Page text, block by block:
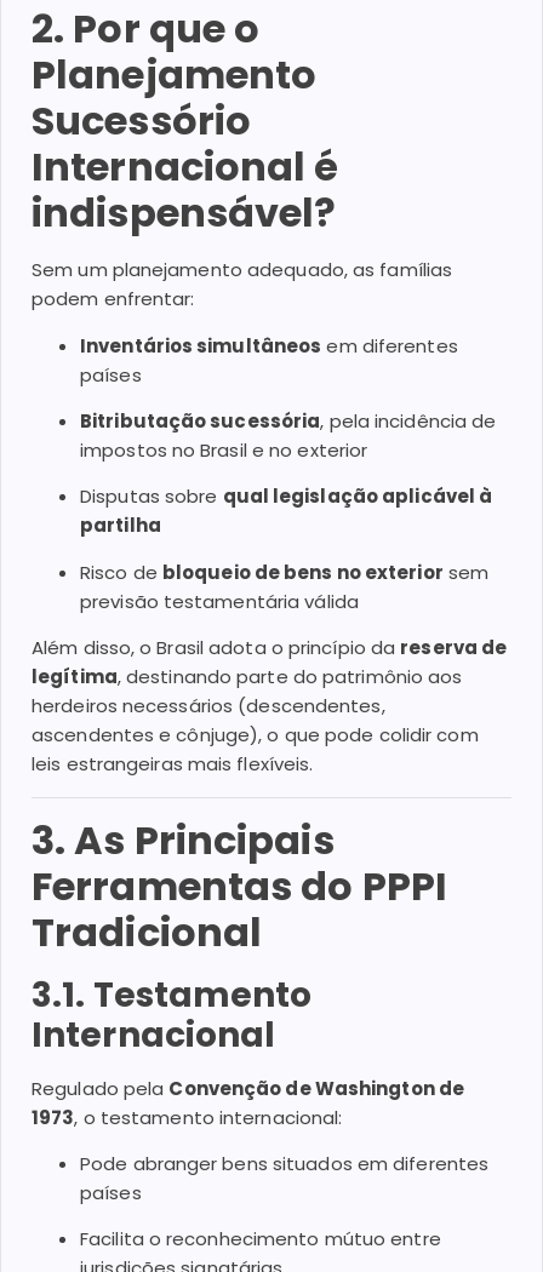
2. Por que o
Planejamento
Sucessório
Internacional é
indispensável?
Sem um planejamento adequado, as famílias
podem enfrentar:
Inventários simultâneos em diferentes
países
Bitributação sucessória, pela incidência de
impostos no Brasil e no exterior
Disputas sobre qual legislação aplicável à
partilha
Risco de bloqueio de bens no exterior sem
previsão testamentária válida
Além disso, o Brasil adota o princípio da reserva de
legítima, destinando parte do patrimônio aos
herdeiros necessários (descendentes,
ascendentes e cônjuge), o que pode colidir com
leis estrangeiras mais flexíveis.
3. As Principais
Ferramentas do PPPI
Tradicional
3.1. Testamento
Internacional
Regulado pela Convenção de Washington de
1973, o testamento internacional:
Pode abranger bens situados em diferentes
países
Facilita o reconhecimento mútuo entre